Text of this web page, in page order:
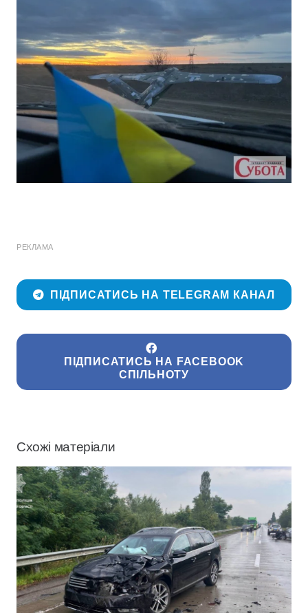
РЕКЛАМА
ПІДПИСАТИСЬ НА TELEGRAM КАНАЛ
ПІДПИСАТИСЬ НА FACEBOOK
СПІЛЬНОТУ
Схожі матеріали